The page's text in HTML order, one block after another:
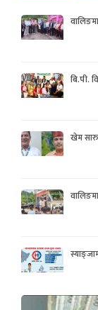
बि.पी.
खेम